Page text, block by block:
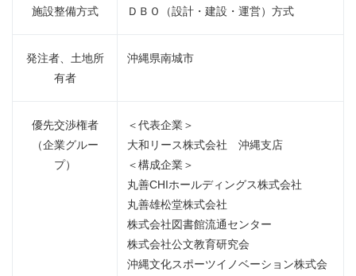
施設整備方式 ＤＢＯ（設計・建設・運営）方式
発注者、土地所
有者
沖縄県南城市
優先交渉権者
（企業グルー
プ）
＜代表企業＞
大和リース株式会社 沖縄支店
＜構成企業＞
丸善CHIホールディングス株式会社
丸善雄松堂株式会社
株式会社図書館流通センター
株式会社公文教育研究会
沖縄文化スポーツイノベーション株式会